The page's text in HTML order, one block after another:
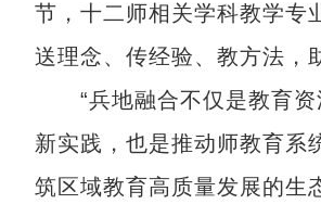
节，十二师相关学科教学专
送理念、传经验、教方法，
“兵地融合不仅是教育资
新实践，也是推动师教育系
筑区域教育高质量发展的生